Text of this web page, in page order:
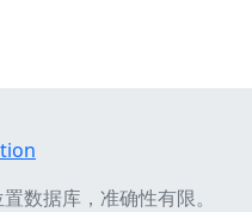
数据库，准确性有限。